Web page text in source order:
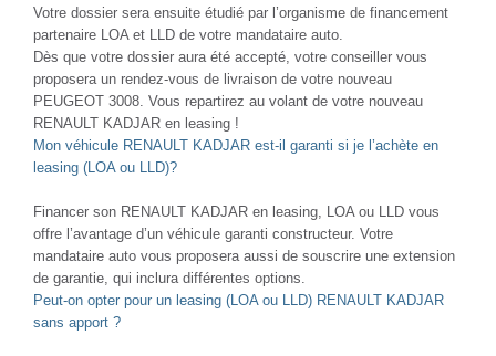
Votre dossier sera ensuite étudié par l’organisme de financement
partenaire LOA et LLD de votre mandataire auto.
Dès que votre dossier aura été accepté, votre conseiller vous
proposera un rendez-vous de livraison de votre nouveau
PEUGEOT 3008. Vous repartirez au volant de votre nouveau
RENAULT KADJAR en leasing !
Mon véhicule RENAULT KADJAR est-il garanti si je l’achète en
leasing (LOA ou LLD)?
Financer son RENAULT KADJAR en leasing, LOA ou LLD vous
offre l’avantage d’un véhicule garanti constructeur. Votre
mandataire auto vous proposera aussi de souscrire une extension
de garantie, qui inclura différentes options.
Peut-on opter pour un leasing (LOA ou LLD) RENAULT KADJAR
sans apport ?